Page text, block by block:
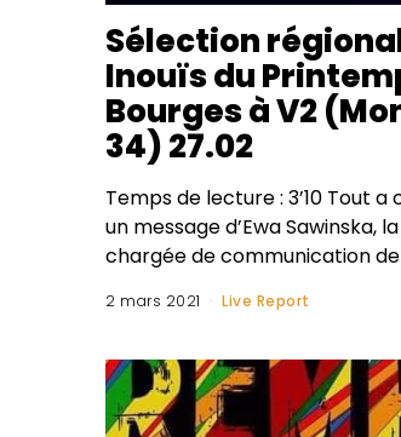
Sélection
Inouïs du
Bourges à V2
34) 27.02
Temps de lecture : 3’10 Tout
un message d’Ewa Sawinska,
chargée de communication
2 mars 2021 Live Report